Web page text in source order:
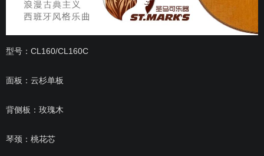
型号：CL160/CL160C
面板：云杉单板
背侧板：玫瑰木
琴颈：桃花芯